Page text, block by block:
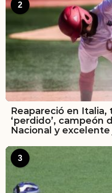
2
Reapareció en Italia,
‘perdido’, campeón
Nacional y
3